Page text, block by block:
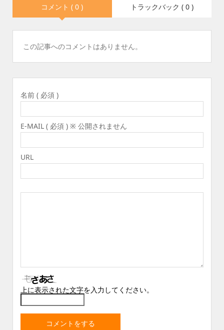
コメント ( 0 ) トラックバック ( 0 )
この記事へのコメントはありません。
名前 ( 必須 )
E-MAIL ( 必須 ) ※ 公開されません
URL
上に表示された文字を入力してください。